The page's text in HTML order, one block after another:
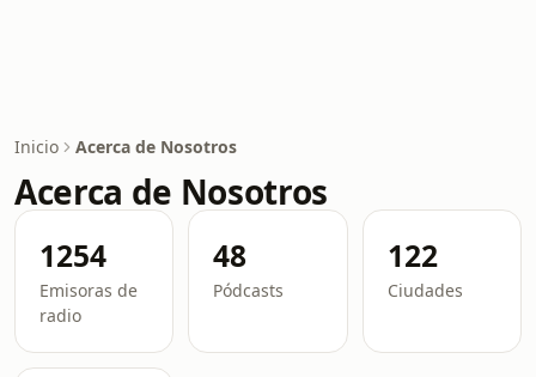
Inicio Acerca de Nosotros
Acerca de Nosotros
1254
Emisoras de
radio
48
Pódcasts
122
Ciudades